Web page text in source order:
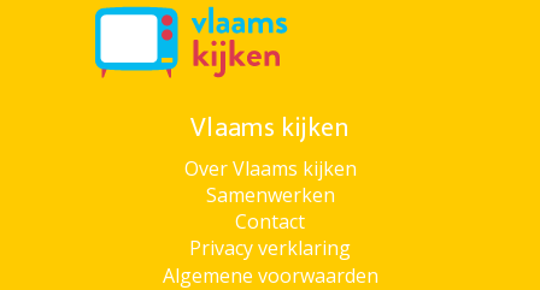
Vlaams kijken
Over Vlaams kijken
Samenwerken
Contact
Privacy verklaring
Algemene voorwaarden